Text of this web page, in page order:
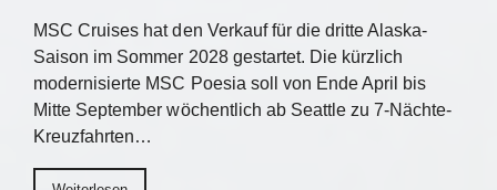
MSC Cruises hat den Verkauf für die dritte Alaska-
Saison im Sommer 2028 gestartet. Die kürzlich
modernisierte MSC Poesia soll von Ende April bis
Mitte September wöchentlich ab Seattle zu 7-Nächte-
Kreuzfahrten…